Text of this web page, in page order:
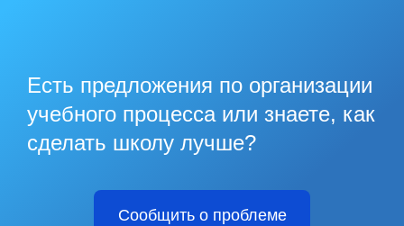
Есть предложения по организации
учебного процесса или знаете, как
сделать школу лучше?
Сообщить о проблеме